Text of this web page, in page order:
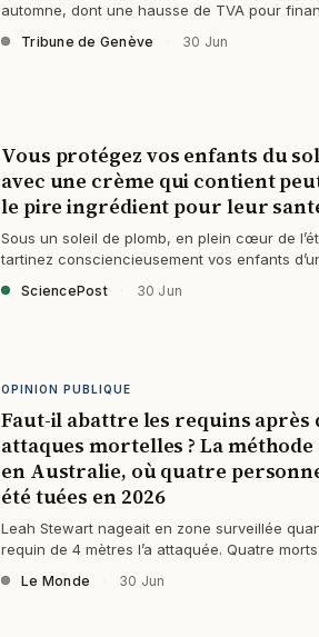
automne, dont une hausse de TVA pour
Tribune de Genève 30 Jun
Vous protégez vos enfants du
avec une crème qui contient
le pire ingrédient pour leur
Sous un soleil de plomb, en plein cœur de
tartinez consciencieusement vos enfants
SciencePost 30 Jun
OPINION PUBLIQUE
Faut-il abattre les requins après
attaques mortelles ? La méthode
en Australie, où quatre
été tuées en 2026
Leah Stewart nageait en zone surveillée
requin de 4 mètres l’a attaquée. Quatre
Le Monde 30 Jun